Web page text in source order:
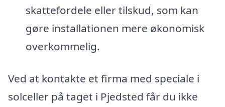
skattefordele eller tilskud, som kan
gøre installationen mere økonomisk
overkommelig.
Ved at kontakte et firma med speciale i
solceller på taget i Pjedsted får du ikke